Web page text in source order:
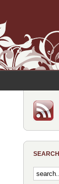
SEARCH